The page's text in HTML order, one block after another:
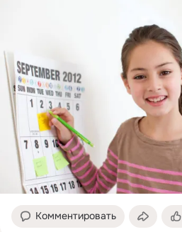
Комментировать